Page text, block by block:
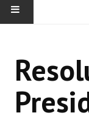
CONCEJO
Bloques Políticos